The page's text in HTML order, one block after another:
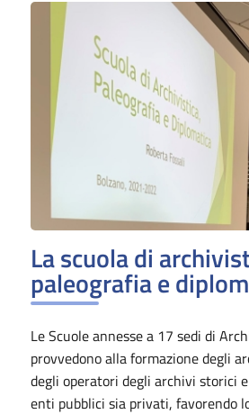
La scuola di
paleografia e
Le Scuole annesse a 17 sedi di
provvedono alla formazione degli
degli operatori degli archivi storici
enti pubblici sia privati, favorendo